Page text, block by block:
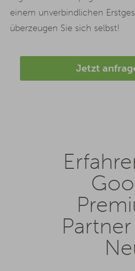
einem unverbindlichen
überzeugen Sie sich selbst!
Jetzt